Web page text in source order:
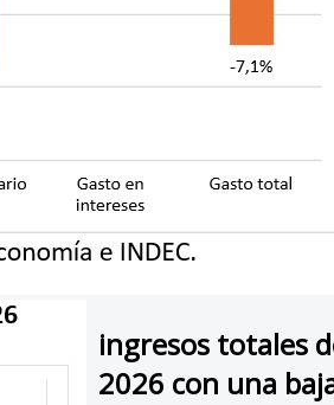
ingresos totales
2026 con una